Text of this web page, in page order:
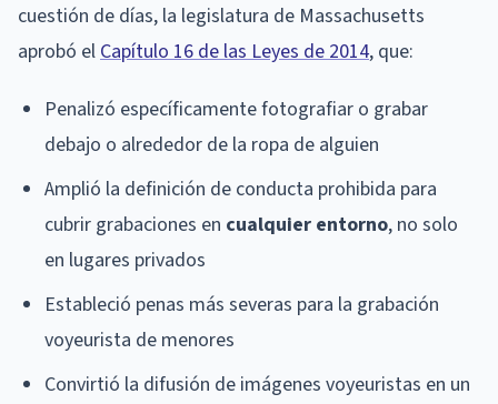
cuestión de días, la legislatura de Massachusetts
aprobó el Capítulo 16 de las Leyes de 2014, que:
Penalizó específicamente fotografiar o grabar
debajo o alrededor de la ropa de alguien
Amplió la definición de conducta prohibida para
cubrir grabaciones en cualquier entorno, no solo
en lugares privados
Estableció penas más severas para la grabación
voyeurista de menores
Convirtió la difusión de imágenes voyeuristas en un